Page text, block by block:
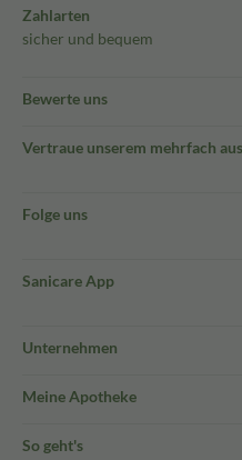
Zahlarten
sicher und bequem
Bewerte uns
Vertraue unserem mehrfach
Folge uns
Sanicare App
Unternehmen
Meine Apotheke
So geht's